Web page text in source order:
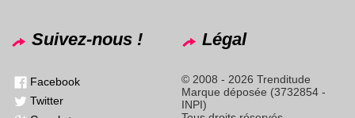
Suivez-nous !
Facebook
Twitter
Légal
© 2008 - 2026 Trenditude
Marque déposée (3732854 -
INPI)